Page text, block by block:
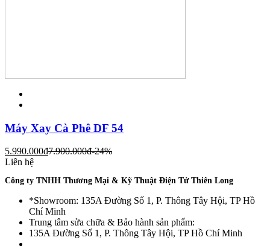
Máy Xay Cà Phê DF 54
5.990.000đ7.900.000đ-24%
Liên hệ
Công ty TNHH Thương Mại & Kỹ Thuật Điện Tử Thiên Long
*Showroom: 135A Đường Số 1, P. Thông Tây Hội, TP Hồ
Chí Minh
Trung tâm sửa chữa & Bảo hành sản phẩm:
135A Đường Số 1, P. Thông Tây Hội, TP Hồ Chí Minh